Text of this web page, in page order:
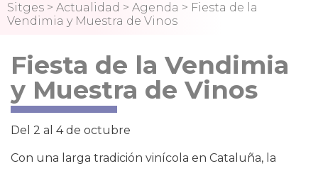
Sitges > Actualidad > Agenda > Fiesta de la
Vendimia y Muestra de Vinos
Fiesta de la Vendimia
y Muestra de Vinos
Del 2 al 4 de octubre
Con una larga tradición vinícola en Cataluña, la